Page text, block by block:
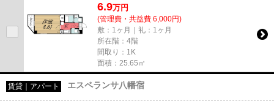
6.9万円
(管理費・共益費 6,000円)
敷：1ヶ月｜礼：1ヶ月
所在階：4階
間取り：1K
面積：25.65㎡
賃貸｜アパート エスペランサ八幡宿